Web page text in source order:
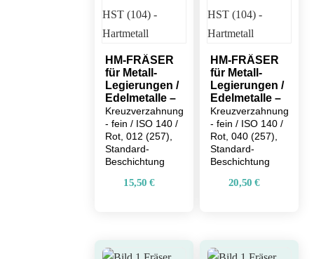
HM-FRÄSER
für Metall-
Legierungen /
Edelmetalle –
Kreuzverzahnung
- fein / ISO 140 /
Rot, 012 (257),
Standard-
Beschichtung
15,50€
HM-FRÄSER
für Metall-
Legierungen /
Edelmetalle –
Kreuzverzahnung
- fein / ISO 140 /
Rot, 040 (257),
Standard-
Beschichtung
20,50€